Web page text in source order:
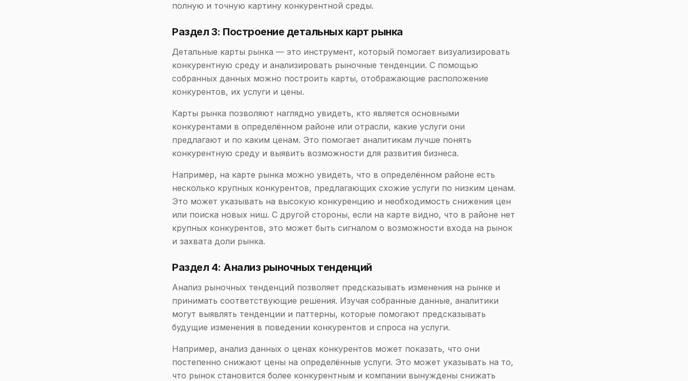
полную и точную картину конкурентной среды.
Раздел 3: Построение детальных карт рынка
Детальные карты рынка — это инструмент, который помогает визуализировать
конкурентную среду и анализировать рыночные тенденции. С помощью
собранных данных можно построить карты, отображающие расположение
конкурентов, их услуги и цены.
Карты рынка позволяют наглядно увидеть, кто является основными
конкурентами в определённом районе или отрасли, какие услуги они
предлагают и по каким ценам. Это помогает аналитикам лучше понять
конкурентную среду и выявить возможности для развития бизнеса.
Например, на карте рынка можно увидеть, что в определённом районе есть
несколько крупных конкурентов, предлагающих схожие услуги по низким ценам.
Это может указывать на высокую конкуренцию и необходимость снижения цен
или поиска новых ниш. С другой стороны, если на карте видно, что в районе нет
крупных конкурентов, это может быть сигналом о возможности входа на рынок
и захвата доли рынка.
Раздел 4: Анализ рыночных тенденций
Анализ рыночных тенденций позволяет предсказывать изменения на рынке и
принимать соответствующие решения. Изучая собранные данные, аналитики
могут выявлять тенденции и паттерны, которые помогают предсказывать
будущие изменения в поведении конкурентов и спроса на услуги.
Например, анализ данных о ценах конкурентов может показать, что они
постепенно снижают цены на определённые услуги. Это может указывать на то,
что рынок становится более конкурентным и компании вынуждены снижать